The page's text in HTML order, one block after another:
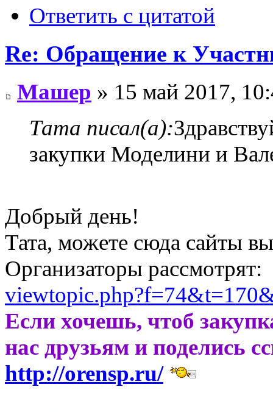
Ответить с цитатой
Re: Обращение к
Машер » 15 май 2017,
Тата писал(а):
закупки Моделини и
Добрый день!
Тата, можете сюда сайты
Организаторы рассмотрят:
Если хочешь, чтоб
нас друзьям и поделись
http://orensp.ru/